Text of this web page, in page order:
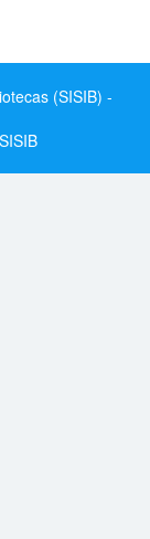
(SISIB) -